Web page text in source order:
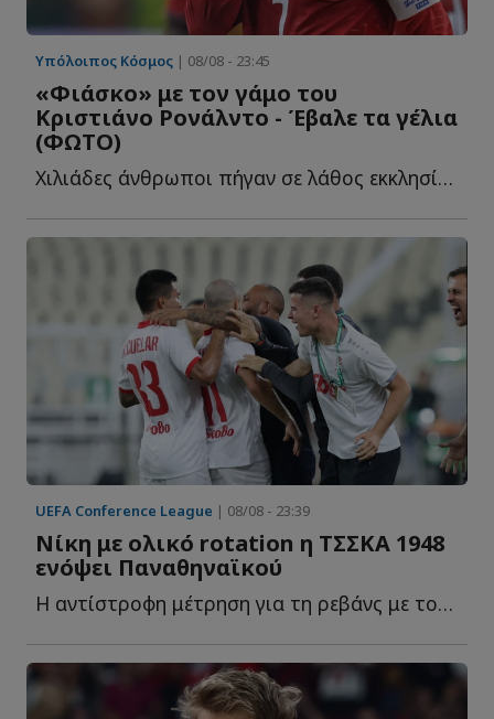
Υπόλοιπος Κόσμος | 08/08 - 23:45
«Φιάσκο» με τον γάμο του
Κριστιάνο Ρονάλντο - Έβαλε τα γέλια
(ΦΩΤΟ)
Χιλιάδες άνθρωποι πήγαν σε λάθος εκκλησία! Σχολίασε κ...
UEFA Conference League | 08/08 - 23:39
Νίκη με ολικό rotation η ΤΣΣΚΑ 1948
ενόψει Παναθηναϊκού
Η αντίστροφη μέτρηση για τη ρεβάνς με τον Παναθηναϊκό έ...